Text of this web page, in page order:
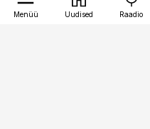
Menüü Uudised Raadio